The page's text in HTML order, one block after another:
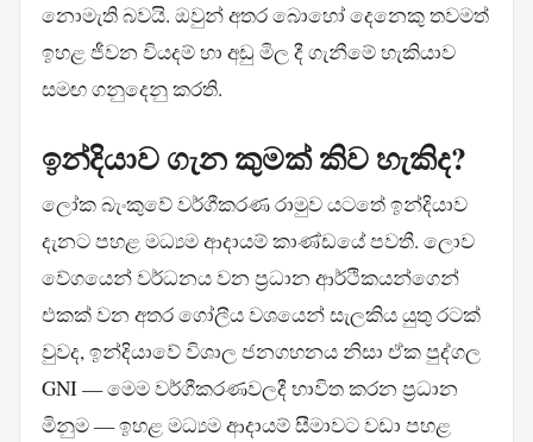
නොමැති බවයි. ඔවුන් අතර බොහෝ දෙනෙකු තවමත්
ඉහළ ජීවන වියදම් හා අඩු මිල දී ගැනීමේ හැකියාව
සමඟ ගනුදෙනු කරති.
ඉන්දියාව ගැන කුමක් කිව හැකිද?
ලෝක බැංකුවේ වර්ගීකරණ රාමුව යටතේ ඉන්දියාව
දැනට පහළ මධ්‍යම ආදායම් කාණ්ඩයේ පවතී. ලොව
වේගයෙන් වර්ධනය වන ප්‍රධාන ආර්ථිකයන්ගෙන්
එකක් වන අතර ගෝලීය වශයෙන් සැලකිය යුතු රටක්
වුවද, ඉන්දියාවේ විශාල ජනගහනය නිසා ඒක පුද්ගල
GNI — මෙම වර්ගීකරණවලදී භාවිත කරන ප්‍රධාන
මිනුම — ඉහළ මධ්‍යම ආදායම් සීමාවට වඩා පහළ